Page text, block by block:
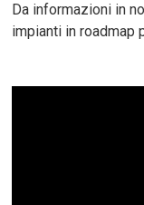
Da informazioni in
impianti in roadmap